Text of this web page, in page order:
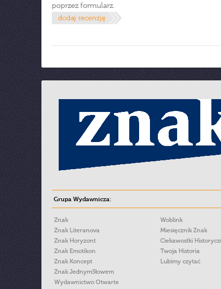
poprzez formularz.
Grupa Wydawnicza:
Znak
Znak Literanova
Znak Horyzont
Znak Emotikon
Znak Koncept
Znak JednymSłowem
Wydawnictwo Otwarte
Woblink
Miesięcznik Znak
Ciekawostki
Twoja Historia
Lubimy czytać